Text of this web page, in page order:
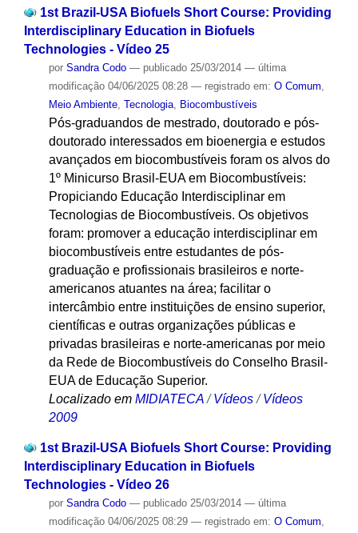
1st Brazil-USA Biofuels Short Course: Providing
Interdisciplinary Education in Biofuels
Technologies - Vídeo 25
por Sandra Codo — publicado25/03/2014 — última
modificação04/06/2025 08:28 — registrado em: O Comum
Meio Ambiente, Tecnologia, Biocombustíveis
Pós-graduandos de mestrado, doutorado e pós-
doutorado interessados em bioenergia e estudos
avançados em biocombustíveis foram os alvos do
1º Minicurso Brasil-EUA em Biocombustíveis:
Propiciando Educação Interdisciplinar em
Tecnologias de Biocombustíveis. Os objetivos
foram: promover a educação interdisciplinar em
biocombustíveis entre estudantes de pós-
graduação e profissionais brasileiros e norte-
americanos atuantes na área; facilitar o
intercâmbio entre instituições de ensino superior,
científicas e outras organizações públicas e
privadas brasileiras e norte-americanas por meio
da Rede de Biocombustíveis do Conselho Brasil-
EUA de Educação Superior.
Localizado em MIDIATECA /Vídeos /Vídeos
2009
1st Brazil-USA Biofuels Short Course: Providing
Interdisciplinary Education in Biofuels
Technologies - Vídeo 26
por Sandra Codo — publicado25/03/2014 — última
modificação04/06/2025 08:29 — registrado em: O Comum,